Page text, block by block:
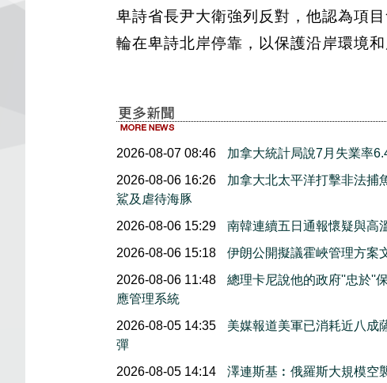
卑詩省長尹大衛強列反對，他認為項
輪在卑詩北岸停靠，以保護沿岸環境和
2026-08-07 08:46
加拿大統計局說7月失業率
2026-08-06 16:26
加拿大北太平洋打擊非法捕
鯊及虐待海豚
2026-08-06 15:29
南韓連續五日通報懷疑與高
2026-08-06 15:18
伊朗公開擬議霍峽管理方案
2026-08-06 11:48
總理卡尼說他的政府''忠於''
應管理系統
2026-08-05 14:35
美媒報道美軍已消耗近八成
彈
2026-08-05 14:14
澤連斯基︰俄羅斯大規模空